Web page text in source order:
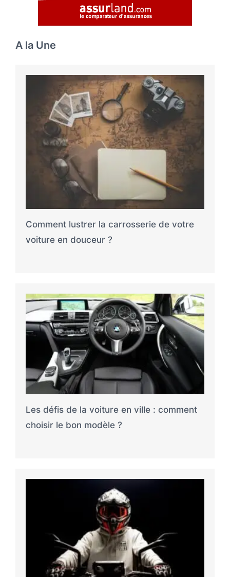
A la Une
Comment lustrer la carrosserie de votre
voiture en douceur ?
Les défis de la voiture en ville : comment
choisir le bon modèle ?